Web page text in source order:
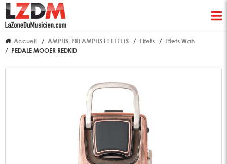
Accueil AMPLIS, PREAMPLIS ET EFFETS Effets
Effets Wah
PEDALE MOOER REDKID